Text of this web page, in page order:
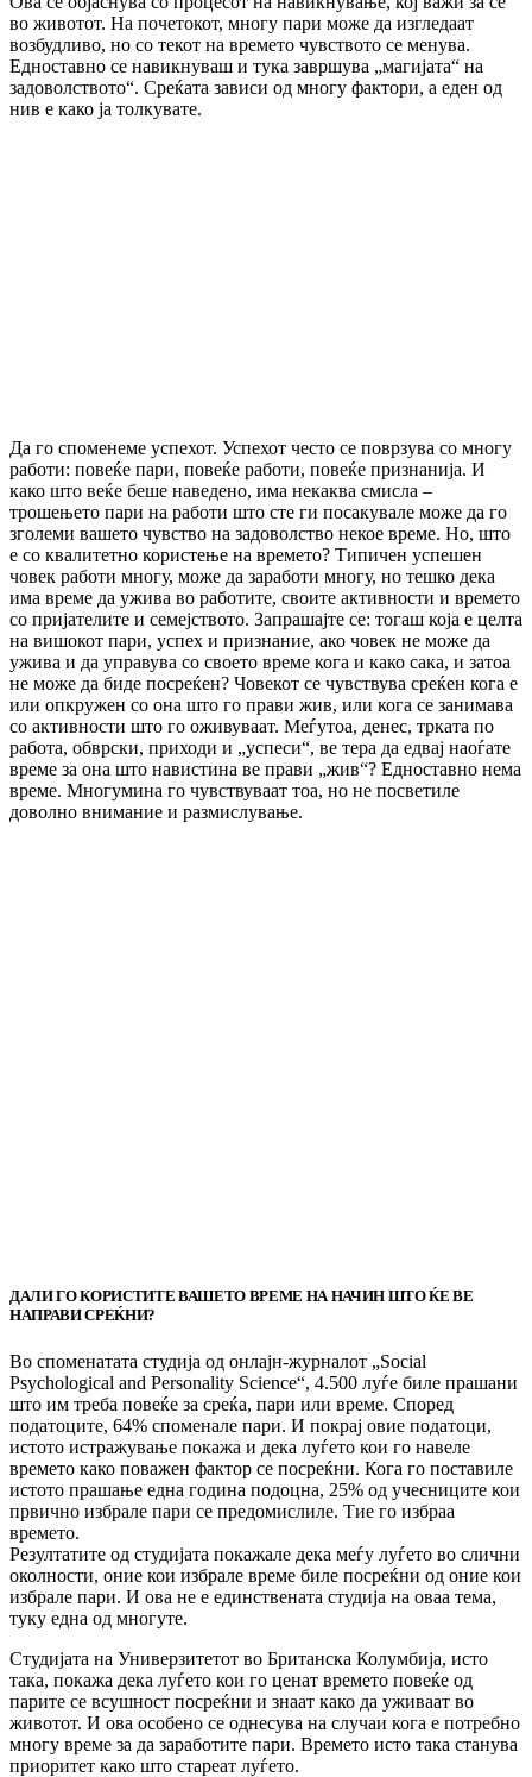
во животот. На почетокот, многу пари може да изгледаат
возбудливо, но со текот на времето чувството се менува.
Едноставно се навикнуваш и тука завршува „магијата“ на
задоволството“. Среќата зависи од многу фактори, а еден од
нив е како ја толкувате.
Да го споменеме успехот. Успехот често се поврзува со многу
работи: повеќе пари, повеќе работи, повеќе признанија. И
како што веќе беше наведено, има некаква смисла –
трошењето пари на работи што сте ги посакувале може да го
зголеми вашето чувство на задоволство некое време. Но, што
е со квалитетно користење на времето? Типичен успешен
човек работи многу, може да заработи многу, но тешко дека
има време да ужива во работите, своите активности и времето
со пријателите и семејството. Запрашајте се: тогаш која е целта
на вишокот пари, успех и признание, ако човек не може да
ужива и да управува со своето време кога и како сака, и затоа
не може да биде посреќен? Човекот се чувствува среќен кога е
или опкружен со она што го прави жив, или кога се занимава
со активности што го оживуваат. Меѓутоа, денес, трката по
работа, обврски, приходи и „успеси“, ве тера да едвај наоѓате
време за она што навистина ве прави „жив“? Едноставно нема
време. Многумина го чувствуваат тоа, но не посветиле
доволно внимание и размислување.
ДАЛИ ГО КОРИСТИТЕ ВАШЕТО ВРЕМЕ НА НАЧИН ШТО ЌЕ ВЕ
НАПРАВИ СРЕЌНИ?
Во споменатата студија од онлајн-журналот „Social
Psychological and Personality Science“, 4.500 луѓе биле прашани
што им треба повеќе за среќа, пари или време. Според
податоците, 64% споменале пари. И покрај овие податоци,
истото истражување покажа и дека луѓето кои го навеле
времето како поважен фактор се посреќни. Кога го поставиле
истото прашање една година подоцна, 25% од учесниците кои
првично избрале пари се предомислиле. Тие го избраа
времето.
Резултатите од студијата покажале дека меѓу луѓето во слични
околности, оние кои избрале време биле посреќни од оние кои
избрале пари. И ова не е единствената студија на оваа тема,
туку една од многуте.
Студијата на Универзитетот во Британска Колумбија, исто
така, покажа дека луѓето кои го ценат времето повеќе од
парите се всушност посреќни и знаат како да уживаат во
животот. И ова особено се однесува на случаи кога е потребно
многу време за да заработите пари. Времето исто така станува
приоритет како што стареат луѓето.